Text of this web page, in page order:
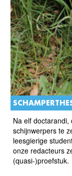
Na elf
schijnwerpers te
leesgierige
onze redacteurs
(quasi-)proefstuk.